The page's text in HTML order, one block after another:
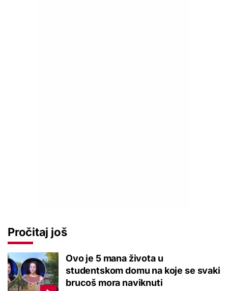
Pročitaj još
Ovo je 5 mana života u
studentskom domu na koje se svaki
brucoš mora naviknuti